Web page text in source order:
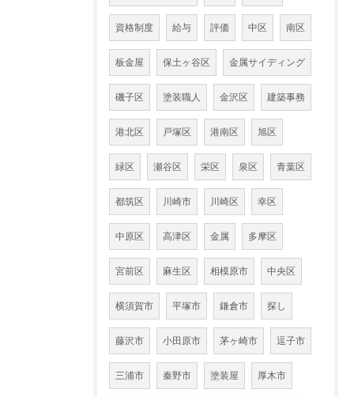
資格制度 給与 評価 中区 南区
板金屋 保土ヶ谷区 金属サイディング
磯子区 塗装職人 金沢区 建築事務
港北区 戸塚区 港南区 旭区
緑区 瀬谷区 栄区 泉区 青葉区
都筑区 川崎市 川崎区 幸区
中原区 高津区 金属 多摩区
宮前区 麻生区 相模原市 中央区
横須賀市 平塚市 鎌倉市 探し
藤沢市 小田原市 茅ヶ崎市 逗子市
三浦市 秦野市 塗装屋 厚木市